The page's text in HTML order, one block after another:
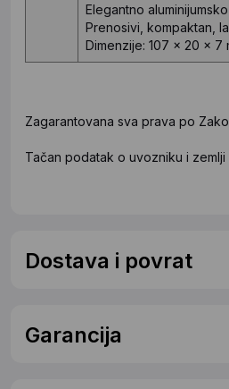
Elegantno
Prenosivi, kompaktan,
Dimenzije: 107 x 20 x 7
Zagarantovana sva prava po
Tačan podatak o uvozniku i
Dostava i povrat
Garancija